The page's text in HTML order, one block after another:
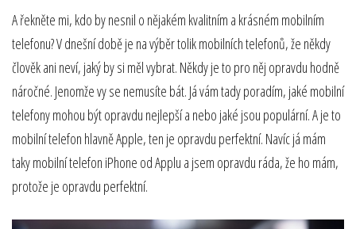
A řekněte mi, kdo by nesnil o nějakém kvalitním a krásném mobilním
telefonu? V dnešní době je na výběr tolik mobilních telefonů, že někdy
člověk ani neví, jaký by si měl vybrat. Někdy je to pro něj opravdu hodně
náročné. Jenomže vy se nemusíte bát. Já vám tady poradím, jaké mobilní
telefony mohou být opravdu nejlepší a nebo jaké jsou populární. A je to
mobilní telefon hlavně Apple, ten je opravdu perfektní. Navíc já mám
taky mobilní telefon iPhone od Applu a jsem opravdu ráda, že ho mám,
protože je opravdu perfektní.